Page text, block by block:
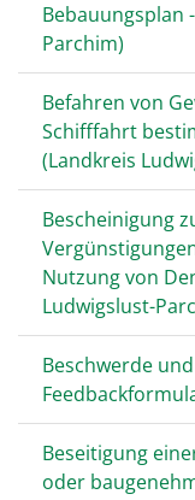
Bebauungsplan
Parchim)
Befahren von
Schifffahrt
(Landkreis
Bescheinigung
Nutzung von
Ludwigslust-
Beschwerde
Beseitigung
oder